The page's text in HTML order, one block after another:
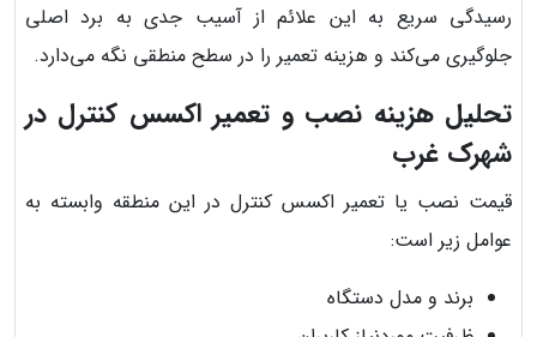
رسیدگی سریع به این علائم از آسیب جدی به برد اصلی
جلوگیری می‌کند و هزینه تعمیر را در سطح منطقی نگه می‌دارد.
تحلیل هزینه نصب و تعمیر اکسس کنترل در
شهرک غرب
قیمت نصب یا تعمیر اکسس کنترل در این منطقه وابسته به
عوامل زیر است:
برند و مدل دستگاه